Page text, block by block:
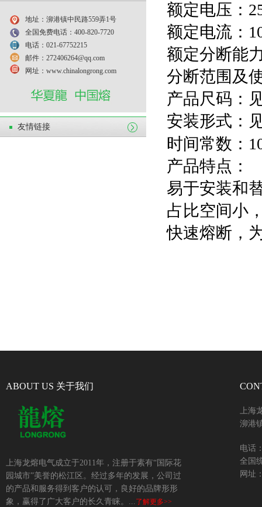
地址：泖港镇中民路559弄1号
全国免费电话：400-820-7720
电话：021-67752215
邮件：272406264@qq.com
网址：www.chinalongrong.com
友情链接
额定电压：
额定电流：
额定分断能
分断范围及
产品尺码：
安装形式：
时间常数：
产品特点：
易于安装和
占比空间小
快速熔断，
ABOUT US 关于我们
上海龙熔电气成立于2011年，注册于素有“国际花
园城市”美誉的松江区。经过多年的发展，公司过
的产品和服务得到客户的认可，良好的品牌形形
象，赢得了广大客户的长久青睐。...了解更多>>
上海
泖港
电话
全国
网址